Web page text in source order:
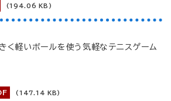
(194.06 KB)
く軽いボールを使う気軽なテニスゲーム
(147.14 KB)